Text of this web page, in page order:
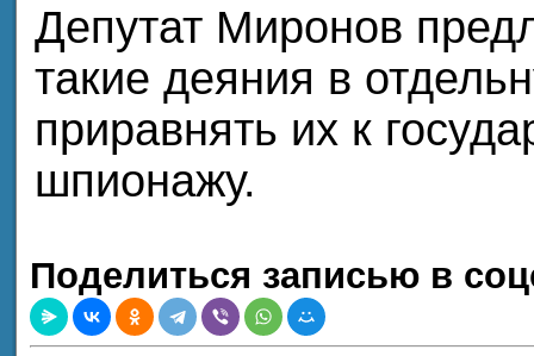
Депутат Миронов
такие деяния в
приравнять их к
шпионажу.
Поделиться записью в